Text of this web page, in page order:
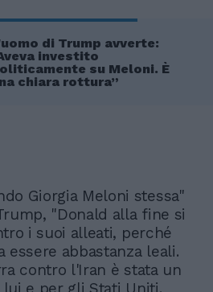
di Trump avverte:
investito
su Meloni. È
chiara rottura”
Giorgia Meloni stessa"
"Donald alla fine si
i suoi alleati, perché
essere abbastanza leali.
contro l'Iran è stata un
e per gli Stati Uniti.